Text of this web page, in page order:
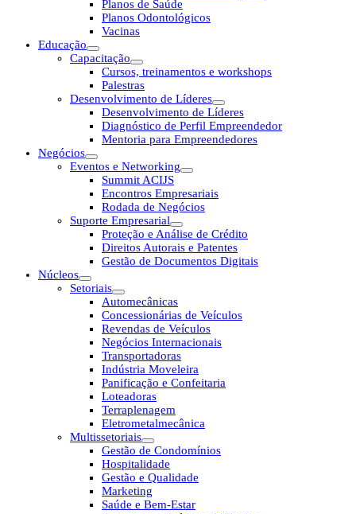
Planos de Saúde
Planos Odontológicos
Vacinas
Educação
Capacitação
Cursos, treinamentos e workshops
Palestras
Desenvolvimento de Líderes
Desenvolvimento de Líderes
Diagnóstico de Perfil Empreendedor
Mentoria para Empreendedores
Negócios
Eventos e Networking
Summit ACIJS
Encontros Empresariais
Rodada de Negócios
Suporte Empresarial
Proteção e Análise de Crédito
Direitos Autorais e Patentes
Gestão de Documentos Digitais
Núcleos
Setoriais
Automecânicas
Concessionárias de Veículos
Revendas de Veículos
Negócios Internacionais
Transportadoras
Indústria Moveleira
Panificação e Confeitaria
Loteadoras
Terraplenagem
Eletrometalmecânica
Multissetoriais
Gestão de Condomínios
Hospitalidade
Gestão e Qualidade
Marketing
Saúde e Bem-Estar